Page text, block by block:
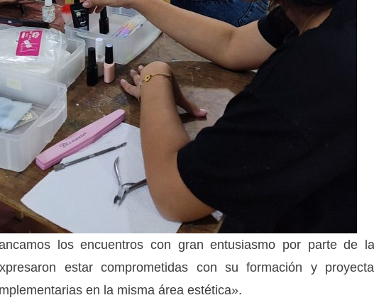
los encuentros con gran entusiasmo por parte de
estar comprometidas con su formación y
en la misma área estética».